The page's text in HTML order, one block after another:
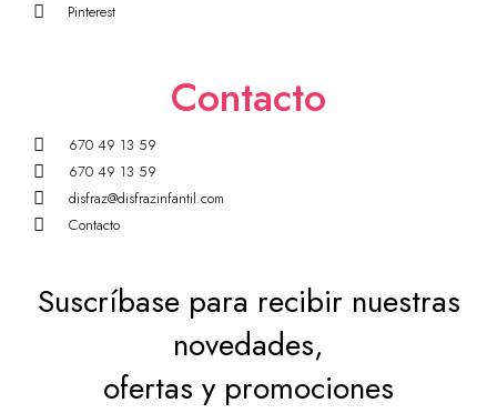
Pinterest
Contacto
670 49 13 59
670 49 13 59
disfraz@disfrazinfantil.com
Contacto
Suscríbase para recibir nuestras
novedades,
ofertas y promociones